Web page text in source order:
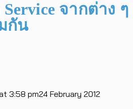
จากต่าง ๆ
กัน
3:58 pm24 February 2012